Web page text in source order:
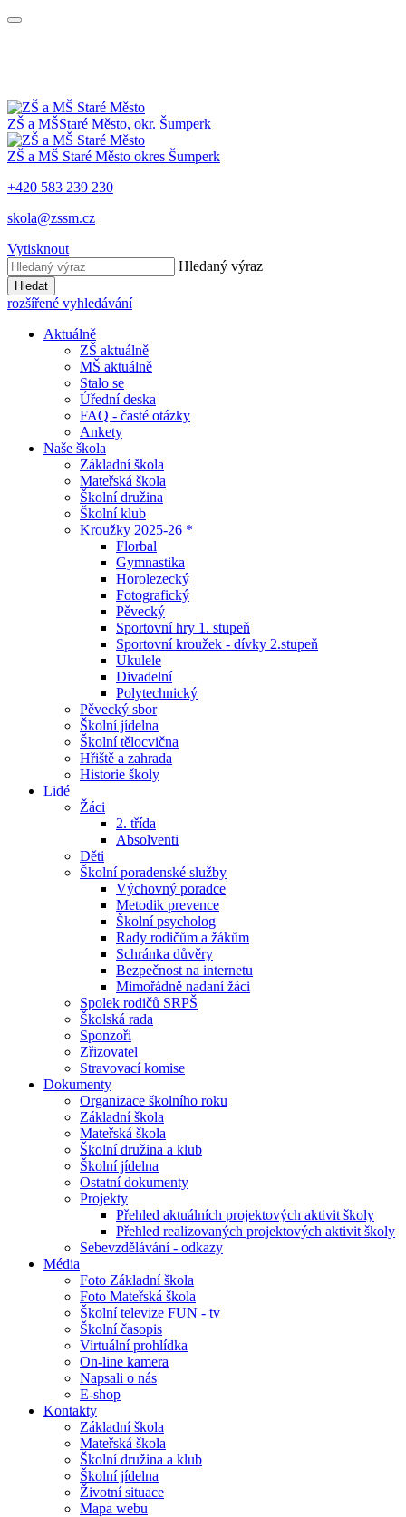
ZŠ a MŠStaré Město, okr. Šumperk
ZŠ a MŠ Staré Město okres Šumperk
+420 583 239 230
skola@zssm.cz
Vytisknout
Hledaný výraz
Hledat
rozšířené vyhledávání
Aktuálně
ZŠ aktuálně
MŠ aktuálně
Stalo se
Úřední deska
FAQ - časté otázky
Ankety
Naše škola
Základní škola
Mateřská škola
Školní družina
Školní klub
Kroužky 2025-26 *
Florbal
Gymnastika
Horolezecký
Fotografický
Pěvecký
Sportovní hry 1. stupeň
Sportovní kroužek - dívky 2.stupeň
Ukulele
Divadelní
Polytechnický
Pěvecký sbor
Školní jídelna
Školní tělocvična
Hřiště a zahrada
Historie školy
Lidé
Žáci
2. třída
Absolventi
Děti
Školní poradenské služby
Výchovný poradce
Metodik prevence
Školní psycholog
Rady rodičům a žákům
Schránka důvěry
Bezpečnost na internetu
Mimořádně nadaní žáci
Spolek rodičů SRPŠ
Školská rada
Sponzoři
Zřizovatel
Stravovací komise
Dokumenty
Organizace školního roku
Základní škola
Mateřská škola
Školní družina a klub
Školní jídelna
Ostatní dokumenty
Projekty
Přehled aktuálních projektových aktivit školy
Přehled realizovaných projektových aktivit školy
Sebevzdělávání - odkazy
Média
Foto Základní škola
Foto Mateřská škola
Školní televize FUN - tv
Školní časopis
Virtuální prohlídka
On-line kamera
Napsali o nás
E-shop
Kontakty
Základní škola
Mateřská škola
Školní družina a klub
Školní jídelna
Životní situace
Mapa webu